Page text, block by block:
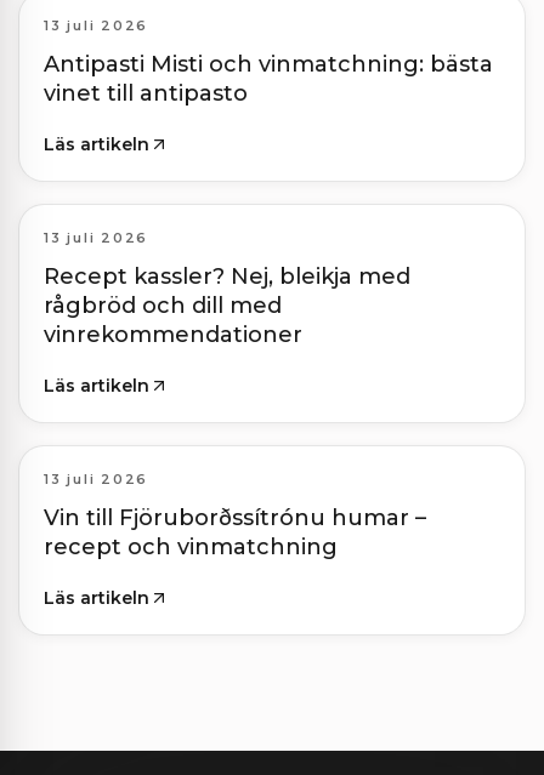
13 juli 2026
Antipasti Misti och vinmatchning: bästa
vinet till antipasto
Läs artikeln
13 juli 2026
Recept kassler? Nej, bleikja med
rågbröd och dill med
vinrekommendationer
Läs artikeln
13 juli 2026
Vin till Fjöruborðssítrónu humar –
recept och vinmatchning
Läs artikeln